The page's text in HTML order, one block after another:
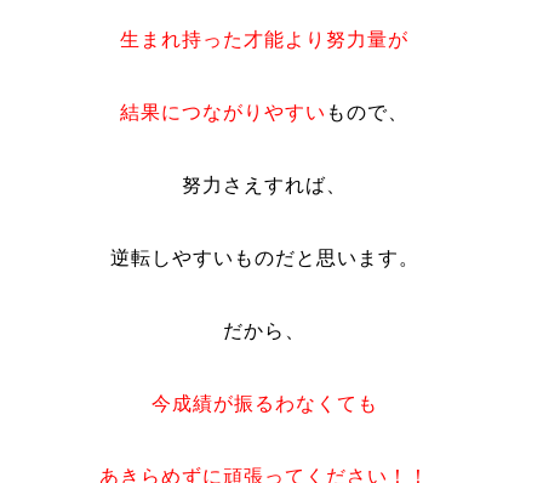
生まれ持った才能より努力量が
結果につながりやすい もので、
努力さえすれば、
逆転しやすいものだと思います。
だから、
今成績が振るわなくても
あきらめずに頑張ってください！！